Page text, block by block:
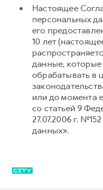
Настоящее
персональных
его
10 лет
данные,
обрабатывать в
или до момента
со статьей 9
27.07.2006 г.
данных».